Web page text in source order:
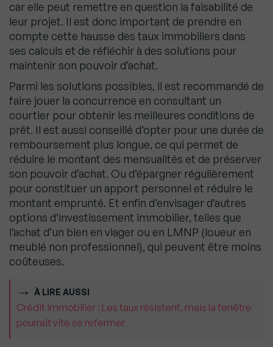
car elle peut remettre en question la faisabilité de
leur projet. Il est donc important de prendre en
compte cette hausse des taux immobiliers dans
ses calculs et de réfléchir à des solutions pour
maintenir son pouvoir d’achat.
Parmi les solutions possibles, il est recommandé de
faire jouer la concurrence en consultant un
courtier pour obtenir les meilleures conditions de
prêt. Il est aussi conseillé d’opter pour une durée de
remboursement plus longue, ce qui permet de
réduire le montant des mensualités et de préserver
son pouvoir d’achat. Ou d’épargner régulièrement
pour constituer un apport personnel et réduire le
montant emprunté. Et enfin d’envisager d’autres
options d’investissement immobilier, telles que
l’achat d’un bien en viager ou en LMNP (loueur en
meublé non professionnel), qui peuvent être moins
coûteuses.
À LIRE AUSSI
Crédit immobilier : Les taux résistent, mais la fenêtre
pourrait vite se refermer